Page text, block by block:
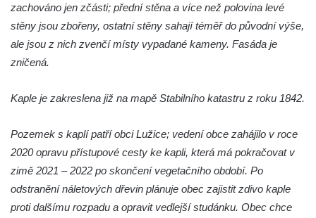
Veronika potkává Ježíše a utírá mu do své
roušky pot z tváře
Křížová cesta Římov – XIX. kaple – Kristus
kříž nesoucí potkává Pannu Marii
Křížová cesta Římov – XVII. kaple – Velký
Pilát
Křížová cesta Římov – XVI. kaple – U
Herodesa
Křížová cesta Římov – XV. kaple – Malý
zachováno jen zčásti; přední stěna a více než polovina levé
stěny jsou zbořeny, ostatní stěny sahají téměř do původní výše,
ale jsou z nich zvenčí místy vypadané kameny. Fasáda je
zničená.
Kaple je zakreslena již na mapě Stabilního katastru z roku 1842.
Pozemek s kaplí patří obci Lužice; vedení obce zahájilo v roce
2020 opravu přístupové cesty ke kapli, která má pokračovat v
zimě 2021 – 2022 po skončení vegetačního období. Po
odstranění náletových dřevin plánuje obec zajistit zdivo kaple
proti dalšímu rozpadu a opravit vedlejší studánku. Obec chce